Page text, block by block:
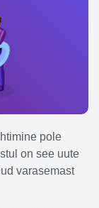
pole
on see uute
varasemast